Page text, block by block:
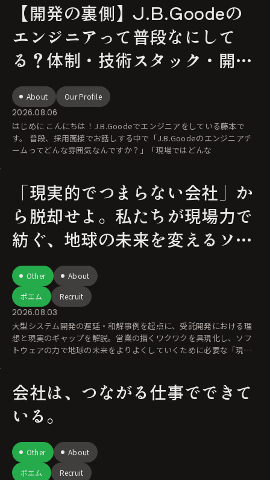
【開発の裏側】J.B.Goodeの
エンジニアって普段なにして
る？体制・技術スタック・開発
フローを公開！
About Our Profile
2026.08.06
はじめに こんにちは！J.B.Goodeでエンジニアをしている藤本で
す。 普段、採用面接でお話しする中で「J.B.Goodeのエンジニアチ
ームってどんな雰囲気なんですか？」「現場ではどんな
「現実的でつまらない会社」か
ら脱却せよ。私たちが現場力で
紡ぐ、地球の未来を変えるソフ
トウェアの力
Other
About
ポエム
Recruit
2026.08.03
大型システム開発の遅延・和解事例を起点に、受託開発における理
想と現実のギャップを解説。営業の描くワクワクを具現化し、ソフ
トウェアの力で地球の未来をよりよくしていくために必要な「現場
会社は、つながる仕事でできて
いる。
Other
About
ポエム
Recruit